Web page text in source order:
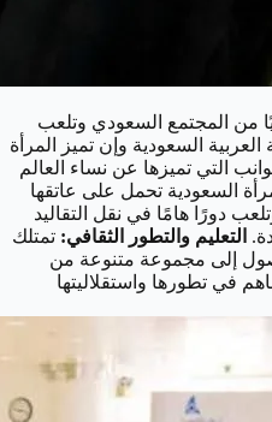
من المجتمع السعودي وتلعب
السعودية وإن تميز المرأة
التي تميزها عن نساء العالم
السعودية تحمل على عاتقها
دورًا هامًا في نقل التقاليد
التعليم والتطور الثقافي: تمتلك
إلى مجموعة متنوعة من
في تطورها واستقلاليتها